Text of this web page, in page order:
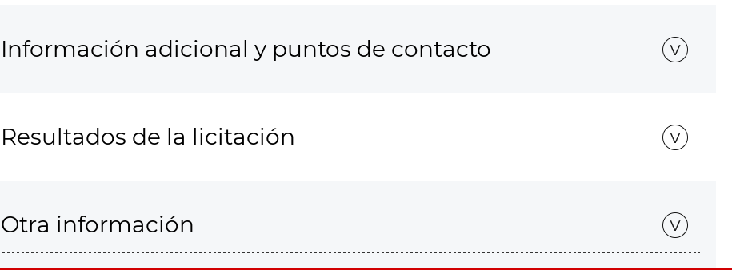
Información adicional y puntos de contacto
Resultados de la licitación
Otra información